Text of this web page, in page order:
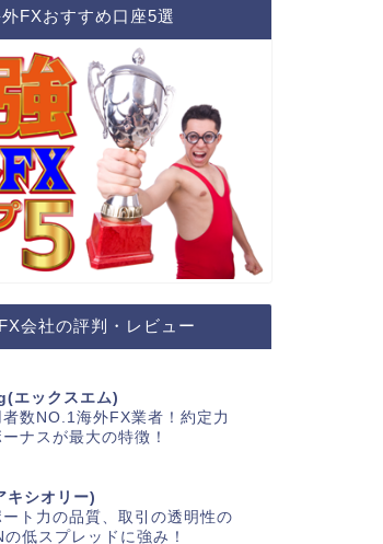
FXおすすめ口座5選
会社の評判・レビュー
エックスエム)
者数NO.1海外FX業者！約定力
ナスが最大の特徴！
キシオリー)
ート力の品質、取引の透明性の
低スプレッドに強み！